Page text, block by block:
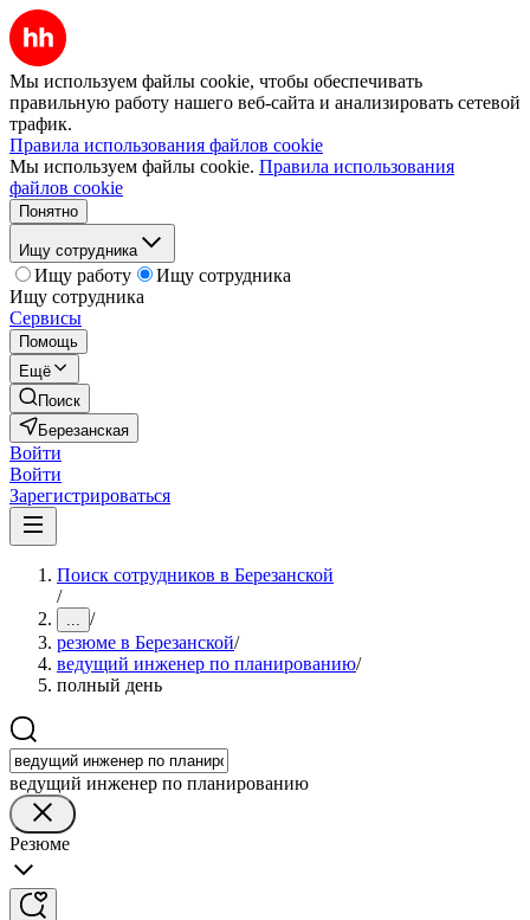
Мы используем файлы cookie, чтобы обеспечивать
правильную работу нашего веб-сайта и анализировать сетевой
трафик.
Правила использования файлов cookie
Мы используем файлы cookie. Правила использования
файлов cookie
Понятно
Ищу сотрудника
Ищу работу
Ищу сотрудника
Ищу сотрудника
Сервисы
Помощь
Ещё
Поиск
Березанская
Войти
Войти
Зарегистрироваться
Поиск сотрудников в Березанской
/
... /
резюме в Березанской/
ведущий инженер по планированию/
полный день
ведущий инженер по планированию
Резюме